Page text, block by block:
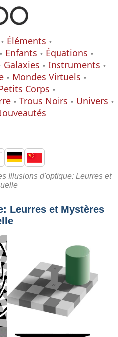
Éléments
Enfants
Équations
Galaxies
Instruments
Mondes Virtuels
Corps
Trous Noirs
Univers
Illusions d'optique: Leurres et
Leurres et Mystères